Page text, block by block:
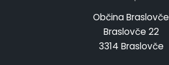
Občina Braslovče
Braslovče 22
3314 Braslovče